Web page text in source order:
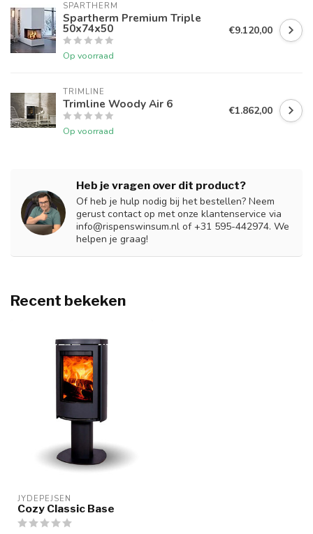
SPARTHERM
Spartherm Premium Triple
50x74x50
Op voorraad
€9.120,00
TRIMLINE
Trimline Woody Air 6
Op voorraad
€1.862,00
Heb je vragen over dit product?
Of heb je hulp nodig bij het bestellen? Neem
gerust contact op met onze klantenservice via
info@rispenswinsum.nl of +31 595-442974. We
helpen je graag!
Recent bekeken
JYDEPEJSEN
Cozy Classic Base